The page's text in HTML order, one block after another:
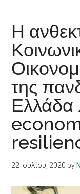
Η
της
22 Ιουλίου, 2020 by